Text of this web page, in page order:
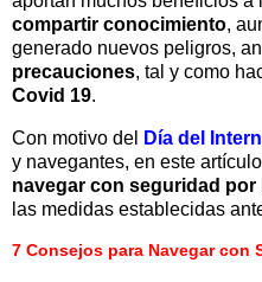
compartir conocimiento,
generado nuevos peligros,
precauciones, tal y como
Covid 19.
Con motivo del Día del
y navegantes, en este
navegar con seguridad por
las medidas establecidas
7 Consejos para Navegar con